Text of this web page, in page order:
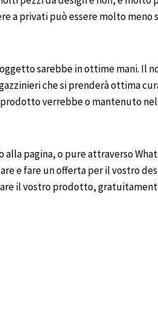
a privati può essere molto
sarebbe in ottime mani. Il
che si prenderà ottima
verrebbe o mantenuto
pagina, o pure attraverso
e fare un offerta per il vostro
il vostro prodotto,